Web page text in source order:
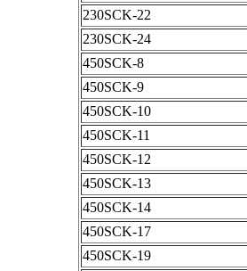
230SCK-22
230SCK-24
450SCK-8
450SCK-9
450SCK-10
450SCK-11
450SCK-12
450SCK-13
450SCK-14
450SCK-17
450SCK-19